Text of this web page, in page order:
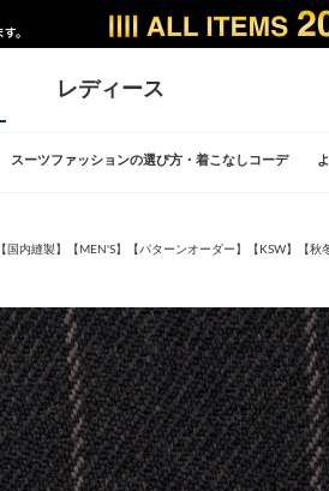
レディース
スーツファッションの選び方・着こなしコーデ
【国内縫製】【MEN'S】【パターンオーダー】【KSW】【